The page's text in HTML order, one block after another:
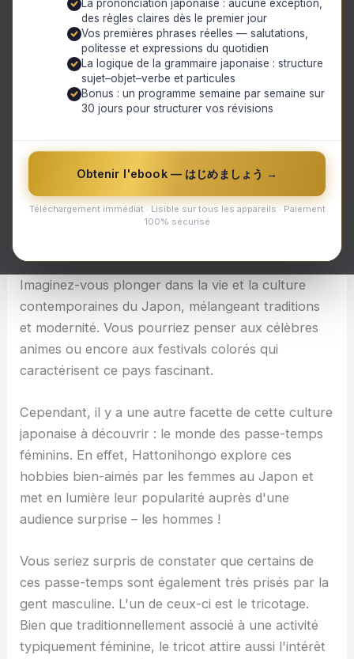
La prononciation japonaise : aucune exception,
des règles claires dès le premier jour
Vos premières phrases réelles — salutations,
politesse et expressions du quotidien
La logique de la grammaire japonaise : structure
sujet–objet–verbe et particules
Bonus : un programme semaine par semaine sur
30 jours pour structurer vos révisions
Obtenir l'ebook — はじめましょう →
Téléchargement immédiat · Lisible sur tous les appareils · Paiement
100% sécurisé
Découvrez comment un passe-temps apprécié des
Imaginez-vous plonger dans la vie et la culture
contemporaines du Japon, mélangeant traditions
et modernité. Vous pourriez penser aux célèbres
animes ou encore aux festivals colorés qui
caractérisent ce pays fascinant.
Cependant, il y a une autre facette de cette culture
japonaise à découvrir : le monde des passe-temps
féminins. En effet, Hattonihongo explore ces
hobbies bien-aimés par les femmes au Japon et
met en lumière leur popularité auprès d'une
audience surprise – les hommes !
Vous seriez surpris de constater que certains de
ces passe-temps sont également très prisés par la
gent masculine. L'un de ceux-ci est le tricotage.
Bien que traditionnellement associé à une activité
typiquement féminine, le tricot attire aussi l'intérêt